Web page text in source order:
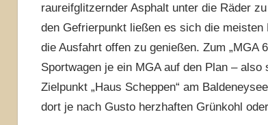
raureifglitzernder Asphalt unter die Räder
den Gefrierpunkt ließen es sich die
die Ausfahrt offen zu genießen. Zum „MGA
Sportwagen je ein MGA auf den Plan –
Zielpunkt „Haus Scheppen“ am
dort je nach Gusto herzhaften Grünkohl